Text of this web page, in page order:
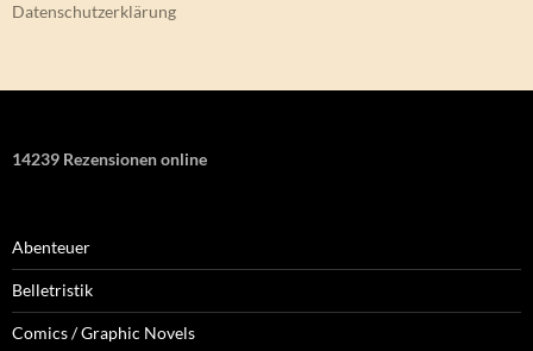
Datenschutzerklärung
14239 Rezensionen online
Abenteuer
Belletristik
Comics / Graphic Novels